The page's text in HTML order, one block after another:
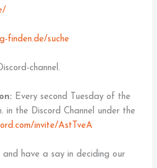
finden.de/suche
channel.
Every second Tuesday of the
the Discord Channel under the
invite/AstTveA
have a say in deciding our